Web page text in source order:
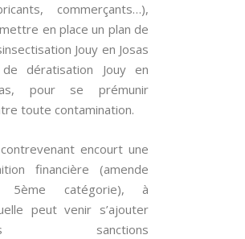
commerçants…),
en place un plan de
Jouy en Josas
dératisation Jouy en
pour se prémunir
toute contamination.
encourt une
financière (amende
5ème catégorie), à
peut venir s’ajouter
sanctions